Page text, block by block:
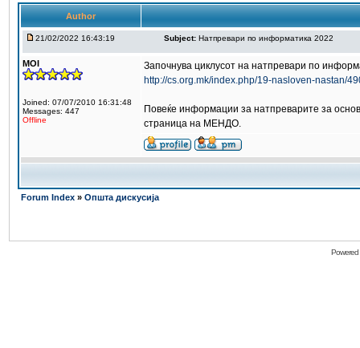
Author
21/02/2022 16:43:19 Subject: Натпревари по информатика 2022
MOI
Joined: 07/07/2010 16:31:48
Messages: 447
Offline
Започнува циклусот на натпревари по
http://cs.org.mk/index.php/19-nasloven-nastan/
Повеќе информации за натпреварите за
страница на МЕНДО.
Forum Index » Општа дискусија